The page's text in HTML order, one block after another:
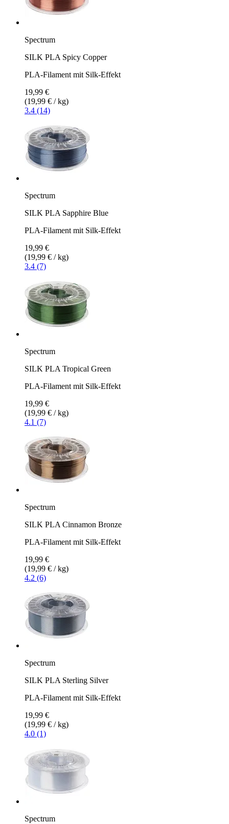
Spectrum
SILK PLA Spicy Copper
PLA-Filament mit Silk-Effekt
19,99 €
(19,99 € / kg)
3.4 (14)
Spectrum
SILK PLA Sapphire Blue
PLA-Filament mit Silk-Effekt
19,99 €
(19,99 € / kg)
3.4 (7)
Spectrum
SILK PLA Tropical Green
PLA-Filament mit Silk-Effekt
19,99 €
(19,99 € / kg)
4.1 (7)
Spectrum
SILK PLA Cinnamon Bronze
PLA-Filament mit Silk-Effekt
19,99 €
(19,99 € / kg)
4.2 (6)
Spectrum
SILK PLA Sterling Silver
PLA-Filament mit Silk-Effekt
19,99 €
(19,99 € / kg)
4.0 (1)
Spectrum